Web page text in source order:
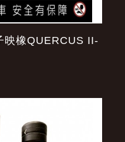
映橡QUERCUS II-